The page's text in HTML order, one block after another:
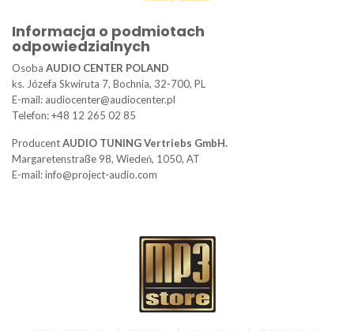
Informacja o podmiotach
odpowiedzialnych
Osoba AUDIO CENTER POLAND
ks. Józefa Skwiruta 7, Bochnia, 32-700, PL
E-mail: audiocenter@audiocenter.pl
Telefon: +48 12 265 02 85
ProducentAUDIO TUNING Vertriebs GmbH.
Margaretenstraße 98, Wiedeń, 1050, AT
E-mail: info@project-audio.com